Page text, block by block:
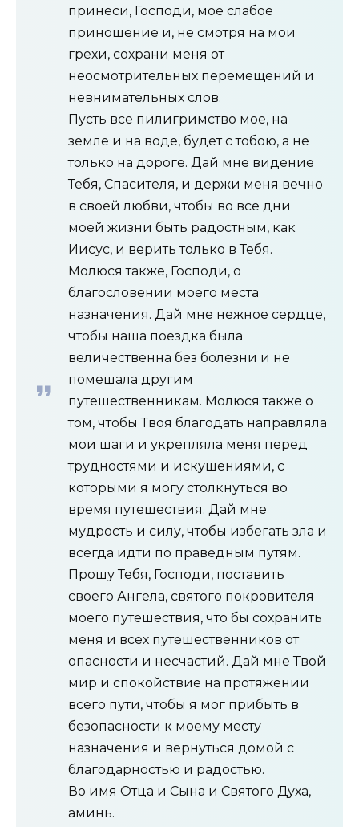
принеси, Господи, мое слабое
приношение и, не смотря на мои
грехи, сохрани меня от
неосмотрительных перемещений и
невнимательных слов.
Пусть все пилигримство мое, на
земле и на воде, будет с тобою, а не
только на дороге. Дай мне видение
Тебя, Спасителя, и держи меня вечно
в своей любви, чтобы во все дни
моей жизни быть радостным, как
Иисус, и верить только в Тебя.
Молюся также, Господи, о
благословении моего места
назначения. Дай мне нежное сердце,
чтобы наша поездка была
величественна без болезни и не
помешала другим
путешественникам. Молюся также о
том, чтобы Твоя благодать направляла
мои шаги и укрепляла меня перед
трудностями и искушениями, с
которыми я могу столкнуться во
время путешествия. Дай мне
мудрость и силу, чтобы избегать зла и
всегда идти по праведным путям.
Прошу Тебя, Господи, поставить
своего Ангела, святого покровителя
моего путешествия, что бы сохранить
меня и всех путешественников от
опасности и несчастий. Дай мне Твой
мир и спокойствие на протяжении
всего пути, чтобы я мог прибыть в
безопасности к моему месту
назначения и вернуться домой с
благодарностью и радостью.
Во имя Отца и Сына и Святого Духа,
аминь.